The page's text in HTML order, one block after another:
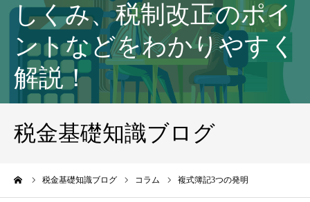
しくみ、税制改正のポイ
ントなどをわかりやすく
解説！
税金基礎知識ブログ
税金基礎知識ブログ コラム 複式簿記3つの発明